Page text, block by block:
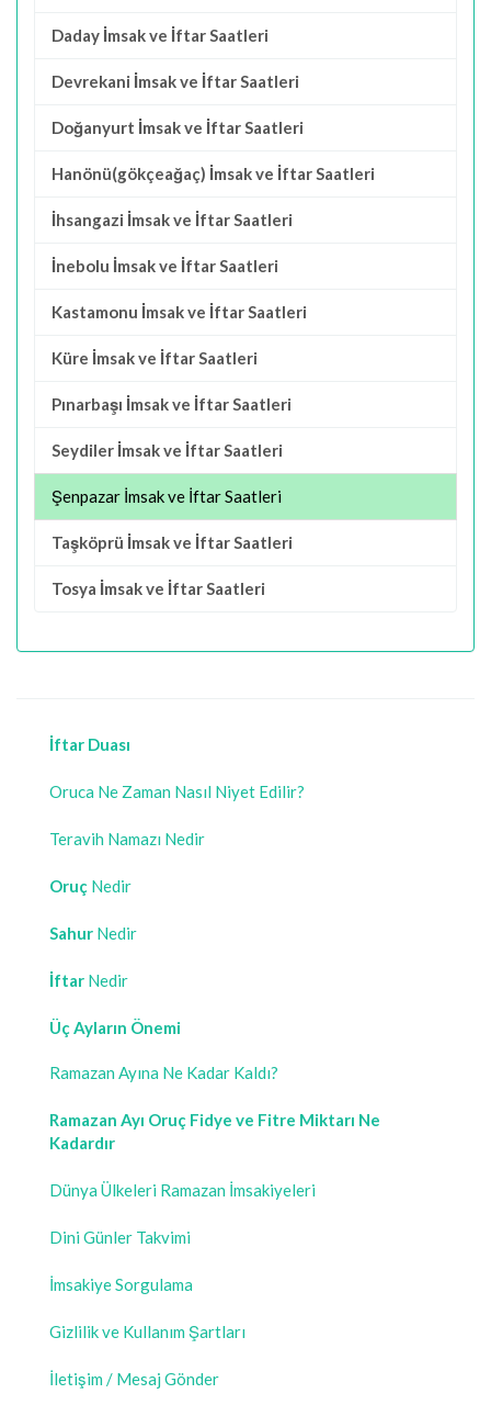
Daday İmsak ve İftar Saatleri
Devrekani İmsak ve İftar Saatleri
Doğanyurt İmsak ve İftar Saatleri
Hanönü(gökçeağaç) İmsak ve İftar Saatleri
İhsangazi İmsak ve İftar Saatleri
İnebolu İmsak ve İftar Saatleri
Kastamonu İmsak ve İftar Saatleri
Küre İmsak ve İftar Saatleri
Pınarbaşı İmsak ve İftar Saatleri
Seydiler İmsak ve İftar Saatleri
Şenpazar İmsak ve İftar Saatleri
Taşköprü İmsak ve İftar Saatleri
Tosya İmsak ve İftar Saatleri
İftar Duası
Oruca Ne Zaman Nasıl Niyet Edilir?
Teravih Namazı Nedir
Oruç Nedir
Sahur Nedir
İftar Nedir
Üç Ayların Önemi
Ramazan Ayına Ne Kadar Kaldı?
Ramazan Ayı Oruç Fidye ve Fitre Miktarı Ne
Kadardır
Dünya Ülkeleri Ramazan İmsakiyeleri
Dini Günler Takvimi
İmsakiye Sorgulama
Gizlilik ve Kullanım Şartları
İletişim / Mesaj Gönder